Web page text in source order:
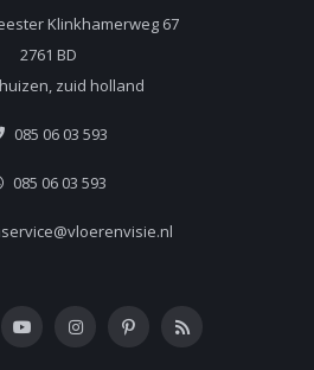
Klinkhamerweg 67
2761 BD
zuid holland
085 06 03 593
085 06 03 593